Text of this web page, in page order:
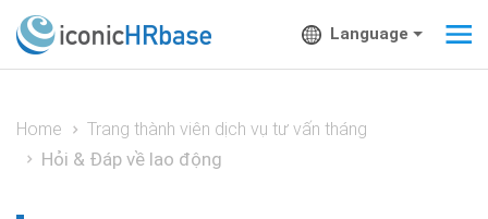
Language
Home Trang thành viên dịch vụ tư vấn tháng
Hỏi & Đáp về lao động